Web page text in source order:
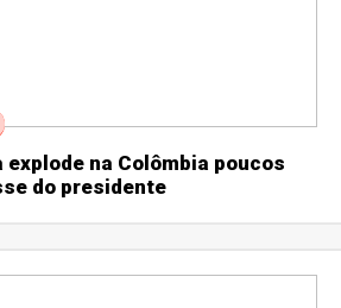
explode na Colômbia poucos
do presidente